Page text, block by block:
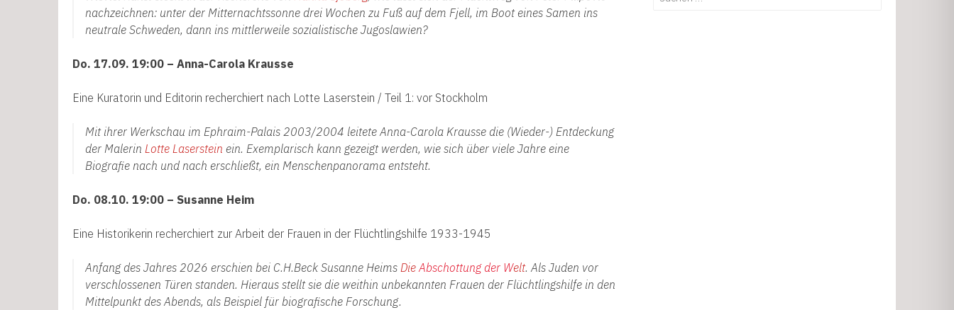
nachzeichnen: unter der Mitternachtssonne drei Wochen zu Fuß auf dem Fjell, im Boot eines Samen ins
neutrale Schweden, dann ins mittlerweile sozialistische Jugoslawien?
Do. 17.09. 19:00 – Anna-Carola Krausse
Eine Kuratorin und Editorin recherchiert nach Lotte Laserstein / Teil 1: vor Stockholm
Mit ihrer Werkschau im Ephraim-Palais 2003/2004 leitete Anna-Carola Krausse die (Wieder-) Entdeckung
der Malerin Lotte Laserstein ein. Exemplarisch kann gezeigt werden, wie sich über viele Jahre eine
Biografie nach und nach erschließt, ein Menschenpanorama entsteht.
Do. 08.10. 19:00 – Susanne Heim
Eine Historikerin recherchiert zur Arbeit der Frauen in der Flüchtlingshilfe 1933-1945
Anfang des Jahres 2026 erschien bei C.H.Beck Susanne Heims DieAbschottung der Welt. Als Juden vor
verschlossenen Türen standen. Hieraus stellt sie die weithin unbekannten Frauen der Flüchtlingshilfe in den
Mittelpunkt des Abends, als Beispiel für biografische Forschung.